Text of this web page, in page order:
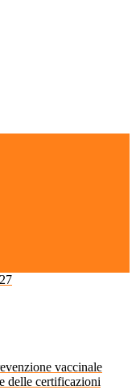
vaccinale
delle certificazioni